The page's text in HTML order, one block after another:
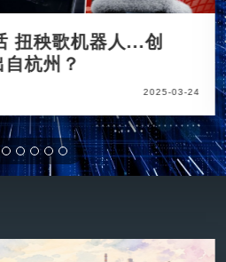
扭秧歌机器人...创
杭州？
2025-03-24